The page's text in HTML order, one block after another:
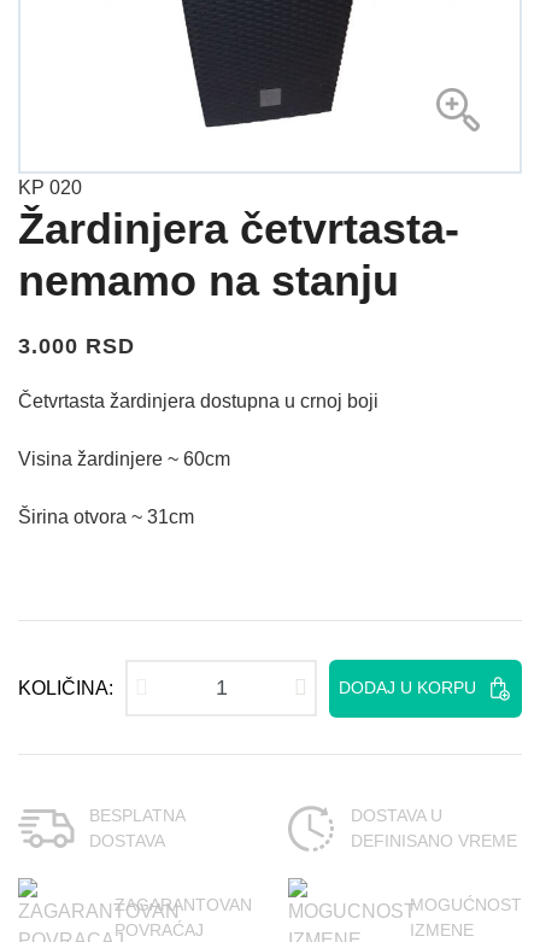
KP 020
Žardinjera četvrtasta-
nemamo na stanju
3.000 RSD
Četvrtasta žardinjera dostupna u crnoj boji
Visina žardinjere ~ 60cm
Širina otvora ~ 31cm
KOLIČINA: DODAJ U KORPU
BESPLATNA
DOSTAVA
DOSTAVA U
DEFINISANO VREME
ZAGARANTOVAN
POVRAĆAJ
MOGUĆNOST
IZMENE